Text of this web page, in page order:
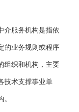
介服务机构是指依
的业务规则或程序
组织和机构，主要
技术支撑事业单